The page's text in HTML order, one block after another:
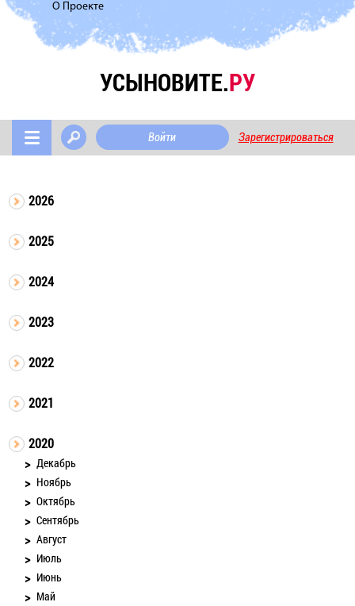
О Проекте
УСЫНОВИТЕ.РУ
Войти Зарегистрироваться
2026
2025
2024
2023
2022
2021
2020
Декабрь
Ноябрь
Октябрь
Сентябрь
Август
Июль
Июнь
Май